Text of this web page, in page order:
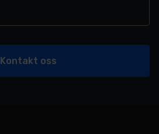
Kontakt oss